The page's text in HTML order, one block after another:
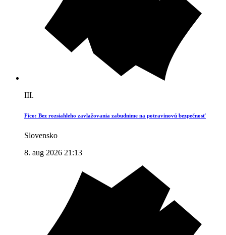
III.
Fico: Bez rozsiahleho zavlažovania zabudnime na potravinovú bezpečnosť
Slovensko
8. aug 2026 21:13